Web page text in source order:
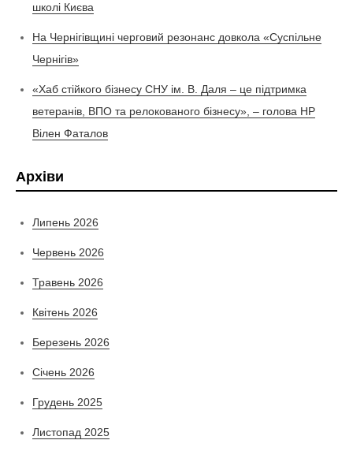
школі Києва
На Чернігівщині черговий резонанс довкола «Суспільне
Чернігів»
«Хаб стійкого бізнесу СНУ ім. В. Даля – це підтримка
ветеранів, ВПО та релокованого бізнесу», – голова НР
Вілен Фаталов
Архіви
Липень 2026
Червень 2026
Травень 2026
Квітень 2026
Березень 2026
Січень 2026
Грудень 2025
Листопад 2025